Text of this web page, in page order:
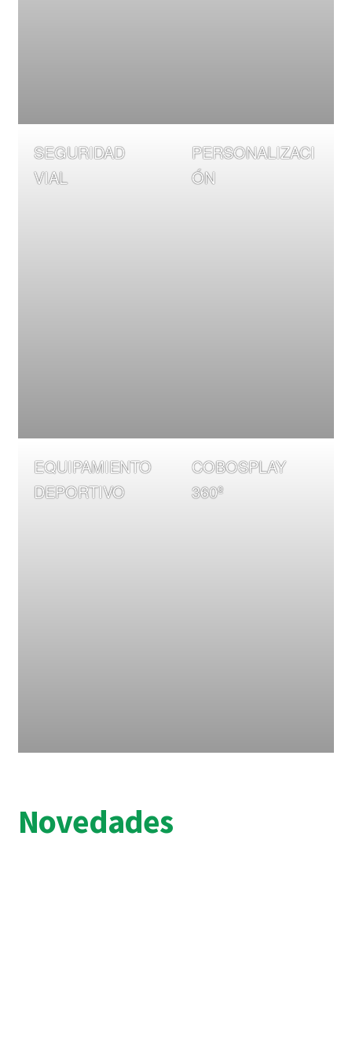
SEGURIDAD
VIAL
PERSONALIZACI
ÓN
EQUIPAMIENTO
DEPORTIVO
COBOSPLAY
360º
Novedades